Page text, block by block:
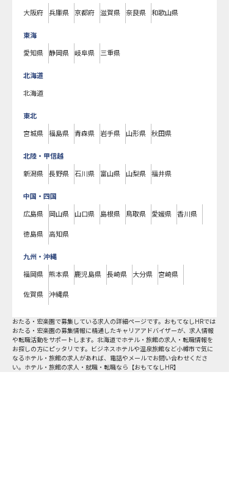
大阪府 兵庫県 京都府 滋賀県 奈良県 和歌山県
東海
愛知県 静岡県 岐阜県 三重県
北海道
北海道
東北
宮城県 福島県 青森県 岩手県 山形県 秋田県
北陸・甲信越
新潟県 長野県 石川県 富山県 山梨県 福井県
中国・四国
広島県 岡山県 山口県 島根県 鳥取県 愛媛県 香川県
徳島県 高知県
九州・沖縄
福岡県 熊本県 鹿児島県 長崎県 大分県 宮崎県
佐賀県 沖縄県
おたる・宏楽園で募集している求人の詳細ページです。おもてなしHRでは
おたる・宏楽園の募集情報に精通したキャリアアドバイザーが、求人情報
や転職活動をサポートします。北海道でホテル・旅館の求人・転職情報を
お探しの方にピッタリです。ビジネスホテルや温泉旅館など小樽市で気に
なるホテル・旅館の求人があれば、電話やメールでお問い合わせくださ
い。ホテル・旅館の求人・就職・転職なら【おもてなしHR】